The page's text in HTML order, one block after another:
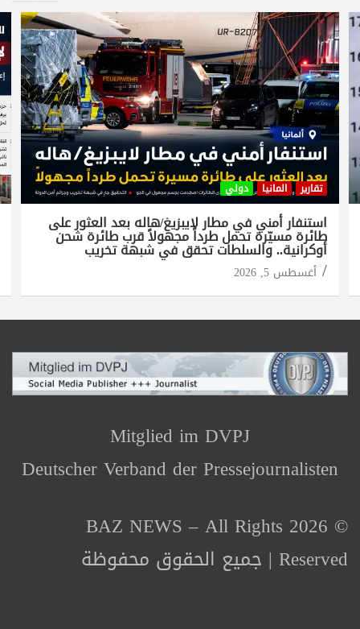
تقارير المانيا دولي
استنفار أمني في مطار لايبزيغ/هاله بعد العثور على
طائرة مسيّرة تحمل طرداً مجهولاً قرب طائرة شحن
أوكرانية.. والسلطات تحقق في شبهة تخريب
أغسطس 5, 2026
Mitglied im DVPJ
Deutscher Verband der Pressejournalisten
© 2026 BAZ NEWS – All Rights
Reserved | جميع الحقوق محفوظة